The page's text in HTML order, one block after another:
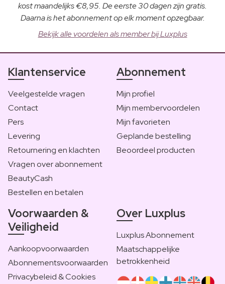
kost maandelijks €8,95. De eerste 30 dagen zijn gratis.
Daarna is het abonnement op elk moment opzegbaar.
Bekijk alle voordelen als member bij Luxplus
Klantenservice
Veelgestelde vragen
Contact
Pers
Levering
Retournering en klachten
Vragen over abonnement
BeautyCash
Bestellen en betalen
Abonnement
Mijn profiel
Mijn membervoordelen
Mijn favorieten
Geplande bestelling
Beoordeel producten
Voorwaarden &
Veiligheid
Aankoopvoorwaarden
Abonnementsvoorwaarden
Privacybeleid & Cookies
Over Luxplus
Luxplus Abonnement
Maatschappelijke
betrokkenheid